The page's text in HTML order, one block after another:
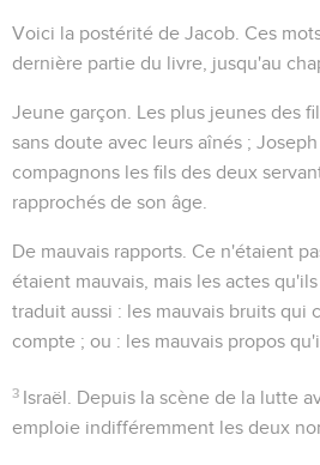
Voici la postérité de Jacob . Ces
dernière partie du livre, jusqu'au
Jeune garçon . Les plus jeunes des
sans doute avec leurs aînés ;
compagnons les fils des deux
rapprochés de son âge.
De mauvais rapports . Ce n'étaient
étaient mauvais, mais les actes
traduit aussi : les mauvais bruits qui
compte ; ou : les mauvais propos
3 Israël . Depuis la scène de la lutte
emploie indifféremment les deux